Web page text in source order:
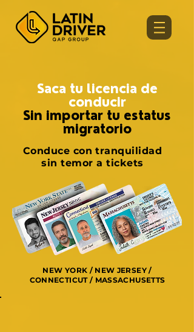
Saca tu licencia de
conducir
Sin importar tu estatus
migratorio
Conduce con tranquilidad
sin temor a tickets
NEW YORK / NEW JERSEY /
CONNECTICUT / MASSACHUSETTS